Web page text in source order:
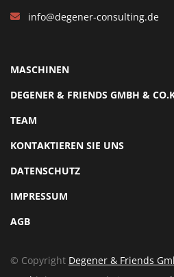
info@degener-consulting.de
MASCHINEN
DEGENER & FRIENDS GMBH &
TEAM
KONTAKTIEREN SIE UNS
DATENSCHUTZ
IMPRESSUM
AGB
© Copyright Degener & Friends